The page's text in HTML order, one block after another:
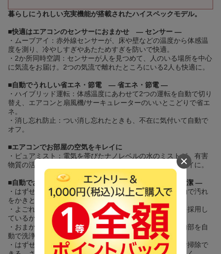
暮らしにうれしい充実機能が搭載されたハイスペックモデル。
■快適はエアコンのセンサーにおまかせ — センサー —
・ムーブアイ：赤外線センサーが、床や壁などの温度から体感温
度を測り、冷やしすぎやあたためすぎを防いで快適。
・2か所同時空調：センサーが人を見つめて、人のいる場所を中心
に気流をお届け。2つの気流で離れたところにいる2人も快適に。
■自動でうれしい省エネ・節電 — 省エネ・節電 —
・ハイブリッド運転：体感温度にあわせて2つの運転を自動で切り
替え、エアコンと扇風機/サーキュレーターのいいとこどりで省エ
ネ。
・消し忘れ防止：つい消し忘れたときも、不在に気付いて自動で
オフ。
■エアコンでお部屋の空気をキレイに
・ピュアミスト：電気を帯びたナノレベルの水のミストが、有害
物質の活動を抑制し、さらに脱臭も。お部屋の空気をキレイに。
■自動でお掃除、さらに自分でもお手入れかんたん — 清潔 —
・はずせるフィルターおそうじメカ：おそうじメカが自動で汚れ
をかきとり、エアフィルターを清潔に保つ。
・よごれんボディ：空気の通り道に汚れに強い特殊仕様を採用し
ているから、汚れにくくてお掃除らくらく。
・おまかせボディ：運転開始から停止後まで、エアコン内部を自
動で洗浄して清潔をキープ。
・はずせるボディ：エアコンのフラップを開いて奥までお掃除で